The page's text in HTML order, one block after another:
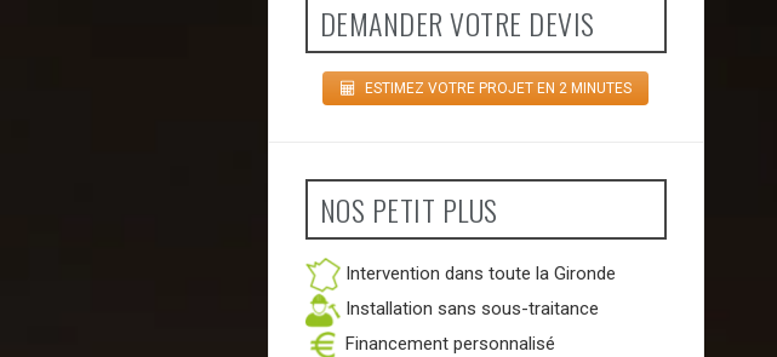
DEMANDER VOTRE DEVIS
ESTIMEZ VOTRE PROJET EN 2 MINUTES
NOS PETIT PLUS
Intervention dans toute la Gironde
Installation sans sous-traitance
Financement personnalisé